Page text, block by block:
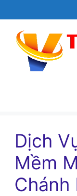
đến
dung
Dịch
Mềm
Chánh